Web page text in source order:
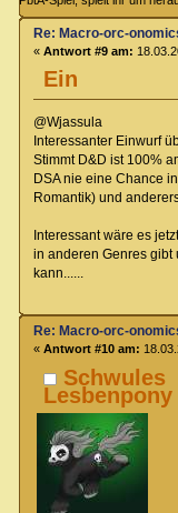
Ein
Re: Macro-orc-
« Antwort #9 am:
@Wjassula
Interessanter Einwurf
Stimmt D&D ist 100%
DSA nie eine Chance
Romantik) und
Interessant wäre es
in anderen Genres gibt
kann......
Schwules
Lesbenpony
Re: Macro-orc-
« Antwort #10 am: